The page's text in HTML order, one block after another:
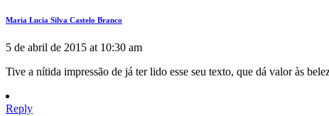
Maria Lucia Silva Castelo Branco
5 de abril de 2015 at 10:30 am
Tive a nítida impressão de já ter lido esse seu texto, que dá valor às
Reply